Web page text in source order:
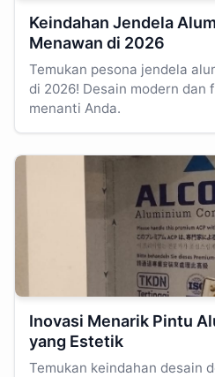
Keindahan Jendela
Menawan di 2026
Temukan pesona jendela
di 2026! Desain modern dan
menanti Anda.
Inovasi Menarik Pintu
yang Estetik
Temukan keindahan desain